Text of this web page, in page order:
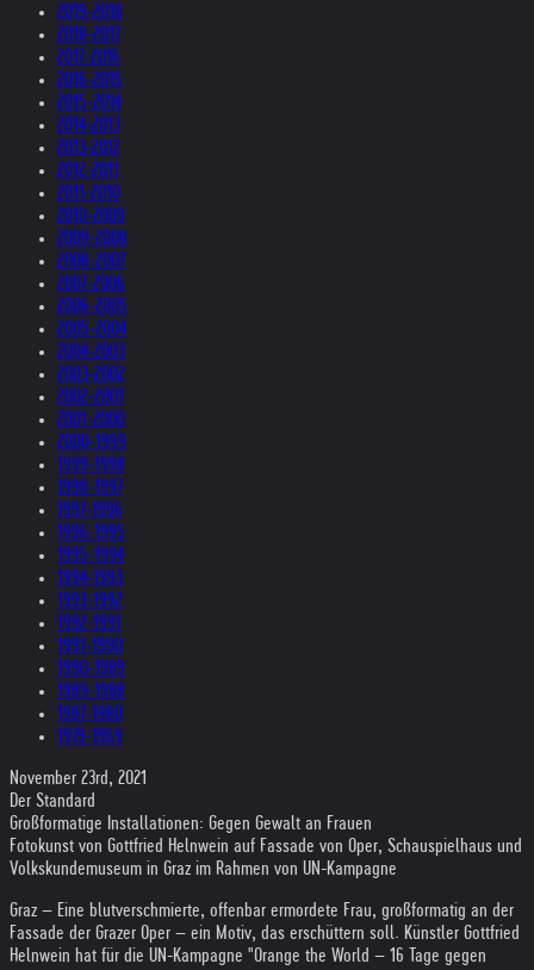
2019-2018
2018-2017
2017-2016
2016-2015
2015-2014
2014-2013
2013-2012
2012-2011
2011-2010
2010-2009
2009-2008
2008-2007
2007-2006
2006-2005
2005-2004
2004-2003
2003-2002
2002-2001
2001-2000
2000-1999
1999-1998
1998-1997
1997-1996
1996-1995
1995-1994
1994-1993
1993-1992
1992-1991
1991-1990
1990-1989
1989-1988
1987-1980
1979-1969
November 23rd, 2021
Der Standard
Großformatige Installationen: Gegen Gewalt an Frauen
Fotokunst von Gottfried Helnwein auf Fassade von Oper, Schauspielhaus und
Volkskundemuseum in Graz im Rahmen von UN-Kampagne
Graz – Eine blutverschmierte, offenbar ermordete Frau, großformatig an der
Fassade der Grazer Oper – ein Motiv, das erschüttern soll. Künstler Gottfried
Helnwein hat für die UN-Kampagne "Orange the World – 16 Tage gegen